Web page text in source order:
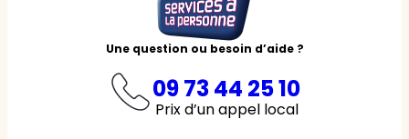
Une question ou besoin d’aide ?
09 73 44 25 10
Prix d’un appel local